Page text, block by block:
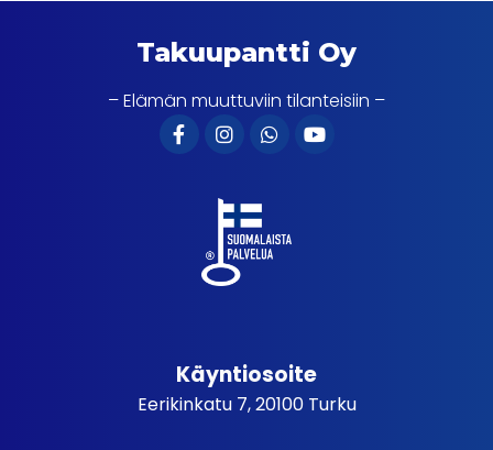
Takuupantti Oy
– Elämän muuttuviin tilanteisiin –
Käyntiosoite
Eerikinkatu 7, 20100 Turku